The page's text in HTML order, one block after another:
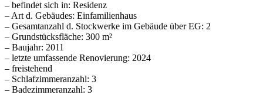
– befindet sich in: Residenz
– Art d. Gebäudes: Einfamilienhaus
– Gesamtanzahl d. Stockwerke im Gebäude über EG: 2
– Grundstücksfläche: 300 m²
– Baujahr: 2011
– letzte umfassende Renovierung: 2024
– freistehend
– Schlafzimmeranzahl: 3
– Badezimmeranzahl: 3